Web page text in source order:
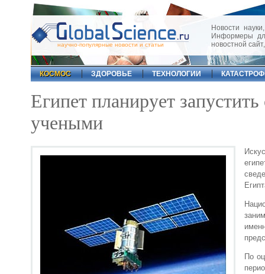
научно-популярные новости и статьи
Новости
Информеры
новостной
КОСМОС ЗДОРОВЬЕ ТЕХНОЛОГИИ
Египет планирует
учеными
По